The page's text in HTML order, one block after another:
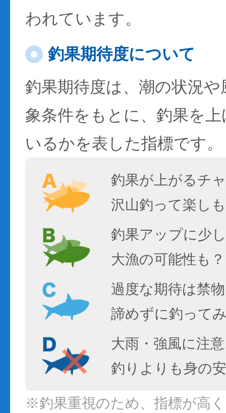
われています。
釣果期待度について
釣果期待度は、潮の状況
象条件をもとに、釣果を
いるかを表した指標です。
釣果が上がるチ
沢山釣って楽し
釣果アップに少
大漁の可能性も？
過度な期待は禁
諦めずに釣って
大雨・強風に注
釣りよりも身の
※釣果重視のため、指標が高